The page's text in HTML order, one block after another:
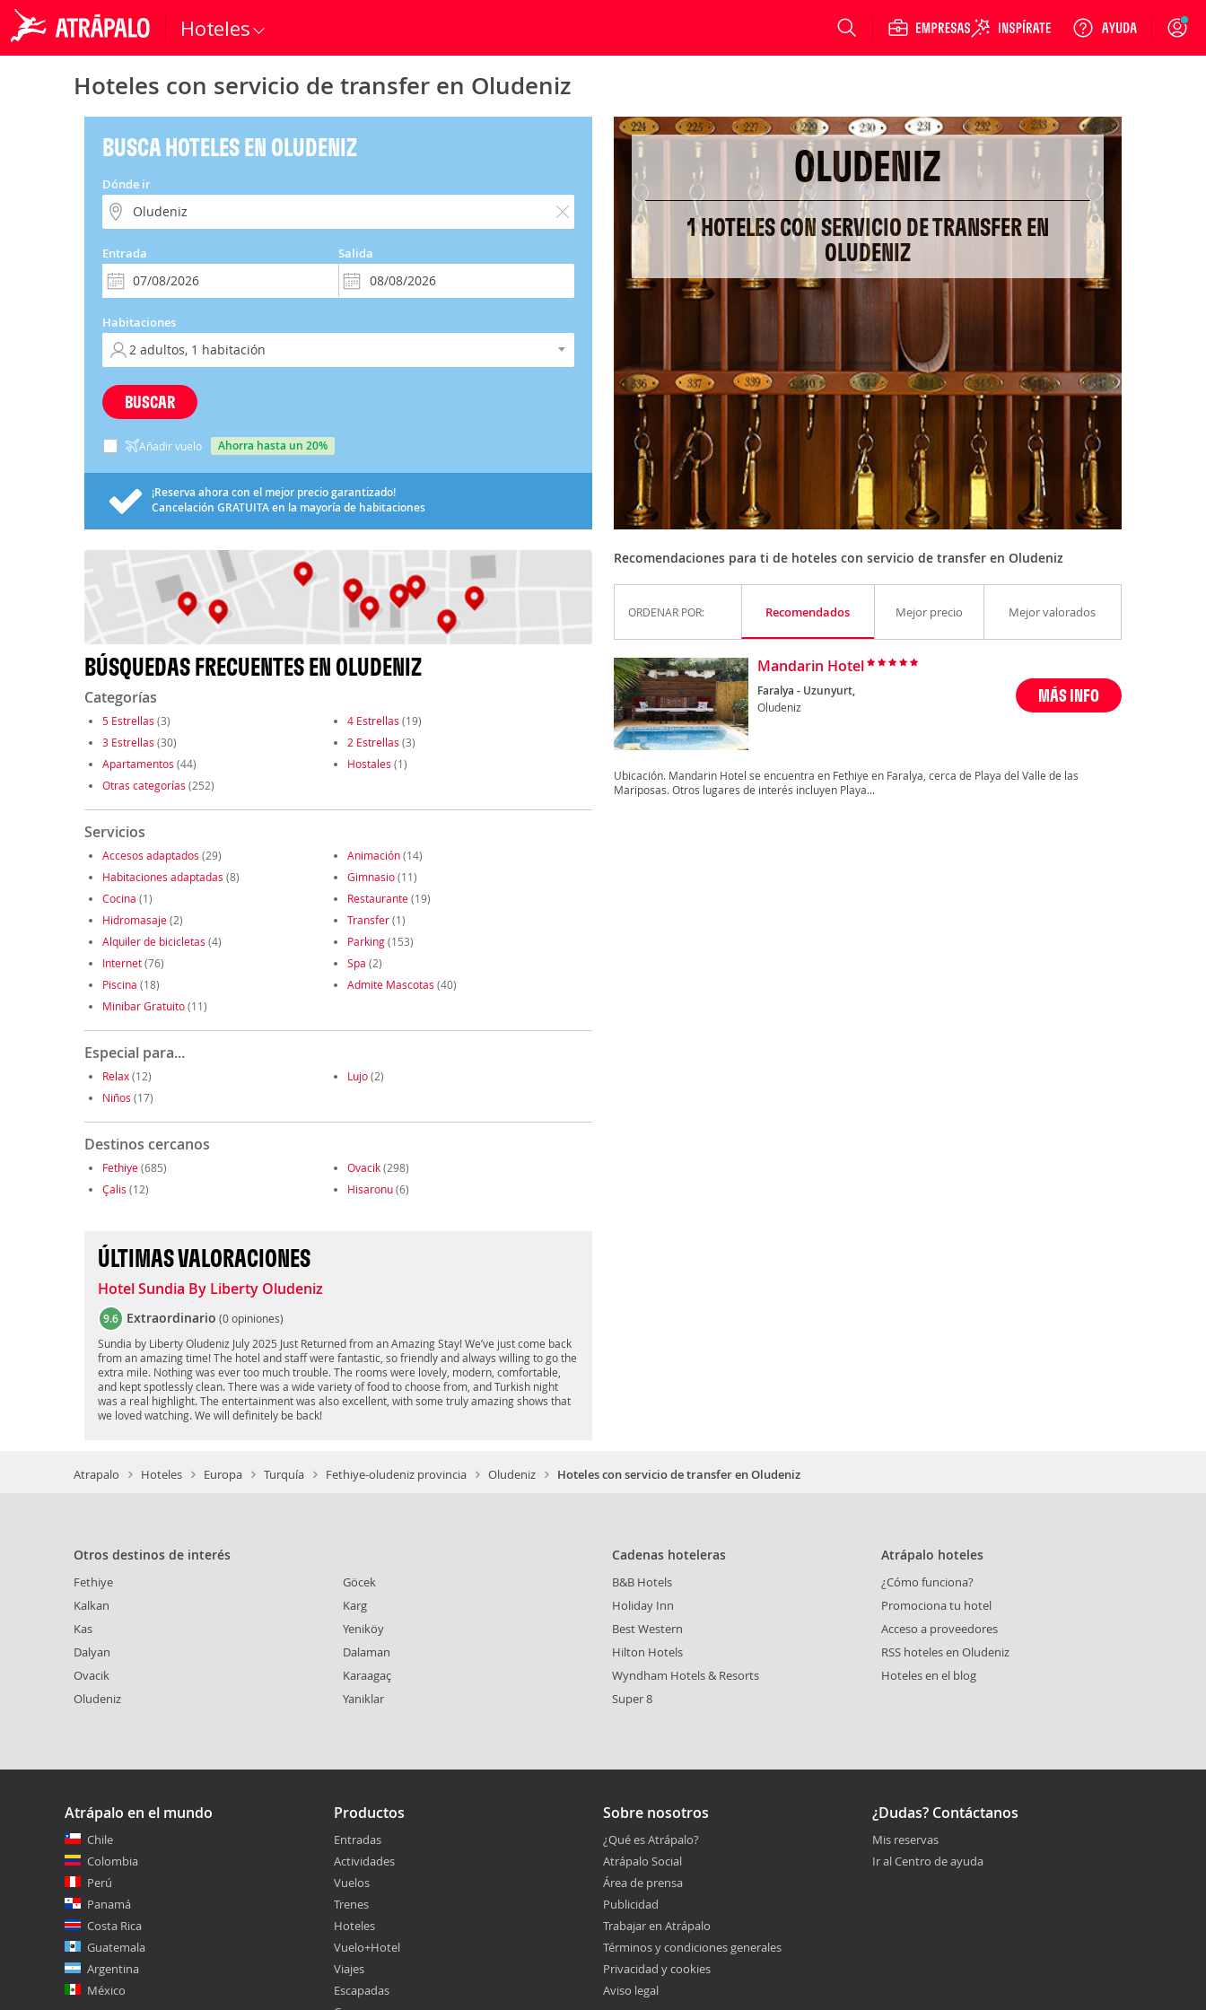
Hoteles Login
Hoteles con servicio de transfer en Oludeniz
BUSCA HOTELES EN OLUDENIZ
Dónde ir
Entrada Salida
Habitaciones
BUSCAR
Añadir vuelo ahorra hasta un 20%
¡Reserva ahora con el mejor precio garantizado!
Cancelación GRATUITAen la mayoría de habitaciones
BÚSQUEDAS FRECUENTES EN OLUDENIZ
Categorías
5 Estrellas (3) 4 Estrellas (19)
3 Estrellas (30) 2 Estrellas (3)
Apartamentos (44) Hostales (1)
Otras categorías (252)
Servicios
Accesos adaptados (29) Animación(14)
Habitaciones adaptadas (8) Gimnasio(11)
Cocina (1) Restaurante(19)
Hidromasaje(2) Transfer(1)
Alquiler de bicicletas (4) Parking(153)
Internet(76) Spa (2)
Piscina (18) Admite Mascotas (40)
Minibar Gratuito(11)
Especial para...
Relax(12) Lujo(2)
Niños (17)
Destinos cercanos
Fethiye(685) Ovacik(298)
Çalis (12) Hisaronu(6)
ÚLTIMAS VALORACIONES
Hotel Sundia By Liberty Oludeniz
9.6 Extraordinario (0 opiniones)
Sundia by Liberty Oludeniz July 2025 Just Returned from an Amazing Stay! We’ve just come back
from an amazing time! The hotel and staff were fantastic, so friendly and always willing to go the
extra mile. Nothing was ever too much trouble. The rooms were lovely, modern, comfortable,
and kept spotlessly clean. There was a wide variety of food to choose from, and Turkish night
was a real highlight. The entertainment was also excellent, with some truly amazing shows that
we loved watching. We will definitely be back!
OLUDENIZ
1 HOTELES CON SERVICIO DE TRANSFER EN
OLUDENIZ
Recomendaciones para ti de hoteles con servicio de transfer en Oludeniz
ORDENAR POR: Recomendados Mejor precio Mejor valorados
Mandarin Hotel
Faralya - Uzunyurt,
Oludeniz
MÁS INFO
Ubicación. Mandarin Hotel se encuentra en Fethiye en Faralya, cerca de Playa del Valle de las
Mariposas. Otros lugares de interés incluyen Playa...
Atrapalo Hoteles Europa Turquía Fethiye-oludeniz provincia Oludeniz Hoteles con servicio de transfer en Oludeniz
Otros destinos de interés
Fethiye
Kalkan
Kas
Dalyan
Ovacik
Oludeniz
Göcek
Karg
Yeniköy
Dalaman
Karaagaç
Yaniklar
Cadenas hoteleras
B&B Hotels
Holiday Inn
Best Western
Hilton Hotels
Wyndham Hotels & Resorts
Super 8
Atrápalo hoteles
¿Cómo funciona?
Promociona tu hotel
Acceso a proveedores
RSS hoteles en Oludeniz
Hoteles en el blog
Atrápalo en el mundo
Chile
Colombia
Perú
Panamá
Costa Rica
Guatemala
Argentina
México
Productos
Entradas
Actividades
Vuelos
Trenes
Hoteles
Vuelo+Hotel
Viajes
Escapadas
Sobre nosotros
¿Qué es Atrápalo?
Atrápalo Social
Área de prensa
Publicidad
Trabajar en Atrápalo
Términos y condiciones generales
Privacidad y cookies
Aviso legal
¿Dudas? Contáctanos
Mis reservas
Ir al Centro de ayuda